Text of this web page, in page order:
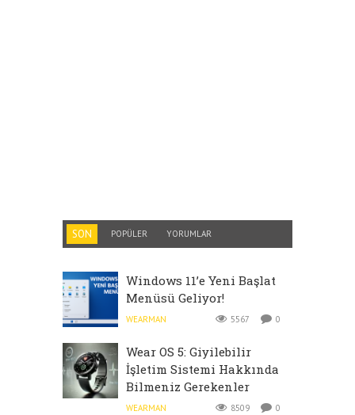
SON POPÜLER YORUMLAR
Windows 11’e Yeni Başlat
Menüsü Geliyor!
WEARMAN 5567 0
Wear OS 5: Giyilebilir
İşletim Sistemi Hakkında
Bilmeniz Gerekenler
WEARMAN 8509 0